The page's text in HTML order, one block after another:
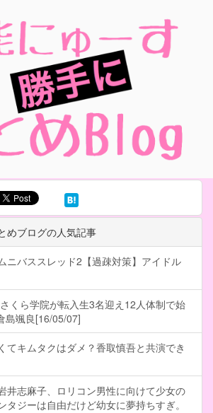
ブログの人気記事
ニバススレッド2【過疎対策】アイドル
くら学院が転入生3名迎え12人体制で始
島颯良[16/05/07]
てキムタクはダメ？香取慎吾と共演でき
井志麻子、ロリコン男性に向けて少女の
タジーは自由だけど幼女に夢持ちすぎ。